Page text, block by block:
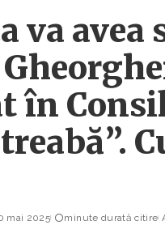
va avea
în
mai 2025 minute durată citire